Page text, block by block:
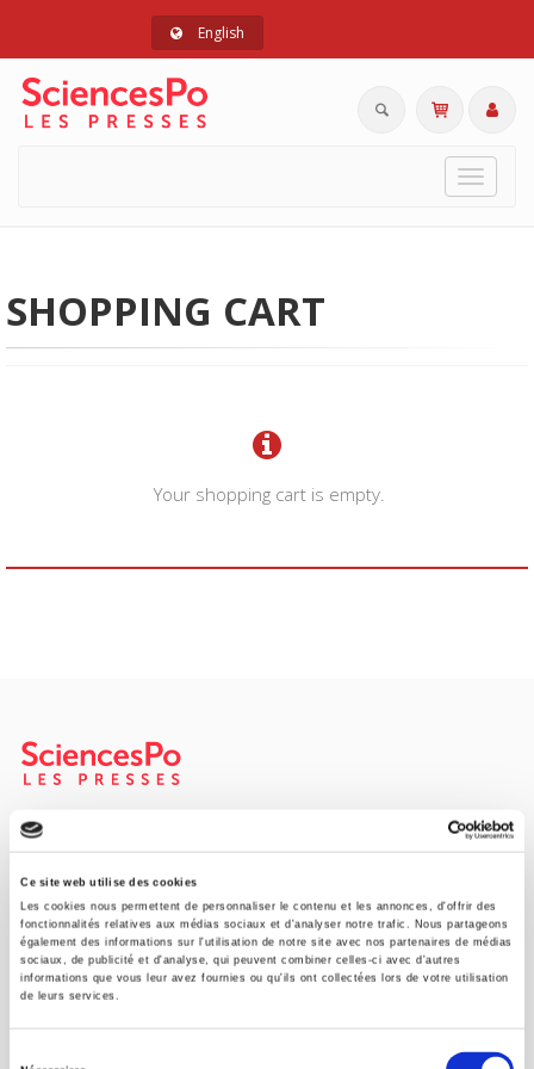
Ce site web utilise des cookies
Les cookies nous permettent de personnaliser le contenu et les annonces, d'offrir des
fonctionnalités relatives aux médias sociaux et d'analyser notre trafic. Nous partageons
également des informations sur l'utilisation de notre site avec nos partenaires de médias
sociaux, de publicité et d'analyse, qui peuvent combiner celles-ci avec d'autres
informations que vous leur avez fournies ou qu'ils ont collectées lors de votre utilisation
de leurs services.
English
Toggle
SHOPPING CART
Your shopping cart is empty.
SCIENCES PO UNIVERSITY PRESS has a threefold role: to publish
original research, to edit reference works for student use, and to
help public and political debate.
CONTACTS
FOREIGN RIGHTS
FOR BOOKSHOPS